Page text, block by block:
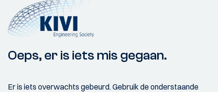
Oeps, er is iets mis gegaan.
Er is iets overwachts gebeurd. Gebruik de onderstaande